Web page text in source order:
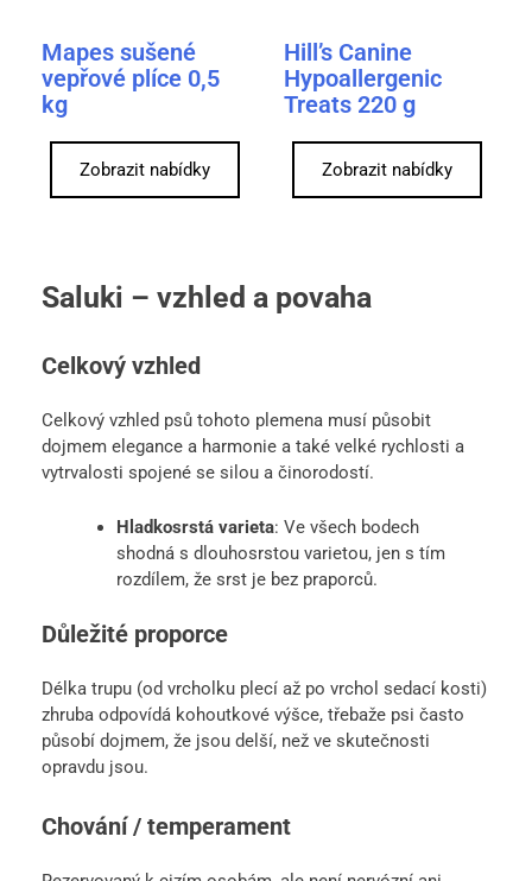
Mapes sušené
vepřové plíce 0,5
kg
Zobrazit nabídky
Hill’s Canine
Hypoallergenic
Treats 220 g
Zobrazit nabídky
Saluki – vzhled a povaha
Celkový vzhled
Celkový vzhled psů tohoto plemena musí působit
dojmem elegance a harmonie a také velké rychlosti a
vytrvalosti spojené se silou a činorodostí.
Hladkosrstá varieta: Ve všech bodech
shodná s dlouhosrstou varietou, jen s tím
rozdílem, že srst je bez praporců.
Důležité proporce
Délka trupu (od vrcholku plecí až po vrchol sedací kosti)
zhruba odpovídá kohoutkové výšce, třebaže psi často
působí dojmem, že jsou delší, než ve skutečnosti
opravdu jsou.
Chování / temperament